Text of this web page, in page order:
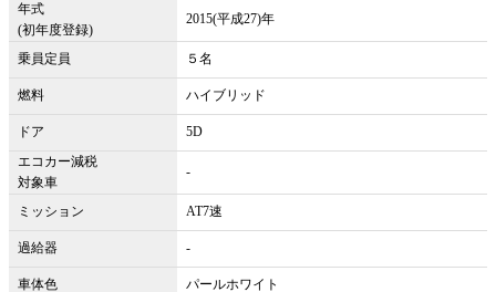
年式
(初年度登録)
2015(平成27)年
乗員定員 ５名
燃料 ハイブリッド
ドア
5D
エコカー減税
対象車
-
ミッション AT7速
過給器 -
車体色 パールホワイト